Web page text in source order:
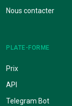
Nous contacter
PLATE-FORME
Prix
API
Telegram Bot